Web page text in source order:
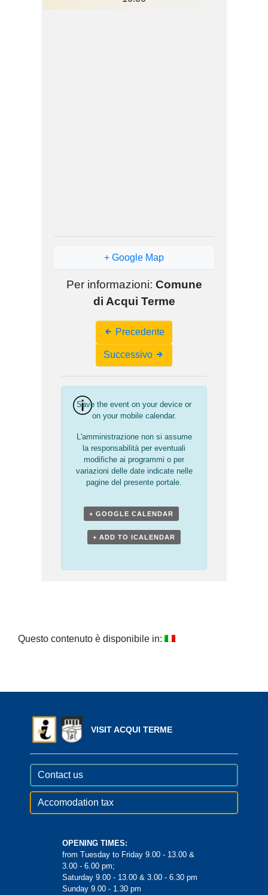
+ Google Map
Per informazioni: Comune
di Acqui Terme
Navigation
Precedente
Successivo
Save the event on your device or
on your mobile calendar.
L'amministrazione non si assume
la responsabilità per eventuali
modifiche ai programmi o per
variazioni delle date indicate nelle
pagine del presente portale.
+ GOOGLE CALENDAR
+ ADD TO ICALENDAR
Questo contenuto è disponibile in:
VISIT ACQUI TERME
Contact us
Accomodation tax
OPENING TIMES:
from Tuesday to Friday 9.00 - 13.00 &
3.00 - 6.00 pm;
Saturday 9.00 - 13.00 & 3.00 - 6.30 pm
Sunday 9.00 - 1.30 pm